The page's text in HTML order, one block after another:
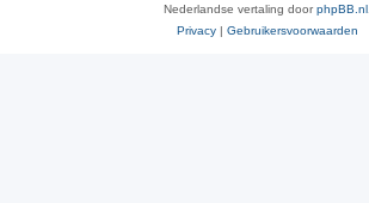
Nederlandse vertaling doorphpBB.nl
Privacy | Gebruikersvoorwaarden